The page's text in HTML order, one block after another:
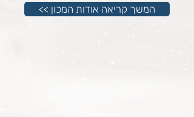
<< המשך קריאה אודות המכון